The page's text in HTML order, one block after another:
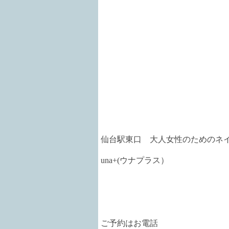
仙台駅東口 大人女性のためのネ
una+(ウナプラス）
ご予約はお電話